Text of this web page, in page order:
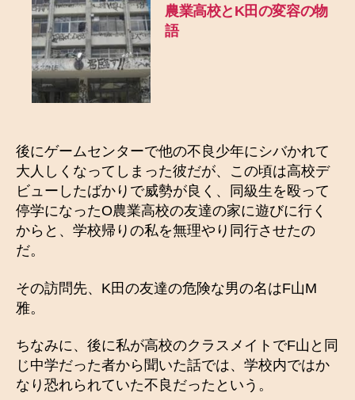
農業高校とK田の変容の物
語
後にゲームセンターで他の不良少年にシバかれて
大人しくなってしまった彼だが、この頃は高校デ
ビューしたばかりで威勢が良く、同級生を殴って
停学になったO農業高校の友達の家に遊びに行く
からと、学校帰りの私を無理やり同行させたの
だ。
その訪問先、K田の友達の危険な男の名はF山M
雅。
ちなみに、後に私が高校のクラスメイトでF山と同
じ中学だった者から聞いた話では、学校内ではか
なり恐れられていた不良だったという。